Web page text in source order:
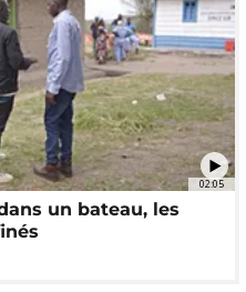
02:05
un bateau, les